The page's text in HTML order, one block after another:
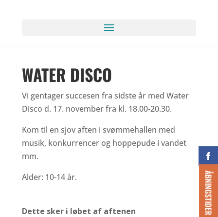
ÅBNINGSTIDER
WATER DISCO
Vi gentager succesen fra sidste år med Water
Disco d. 17. november fra kl. 18.00-20.30.
Kom til en sjov aften i svømmehallen med
musik, konkurrencer og hoppepude i vandet
mm.
Alder: 10-14 år.
Dette sker i løbet af aftenen